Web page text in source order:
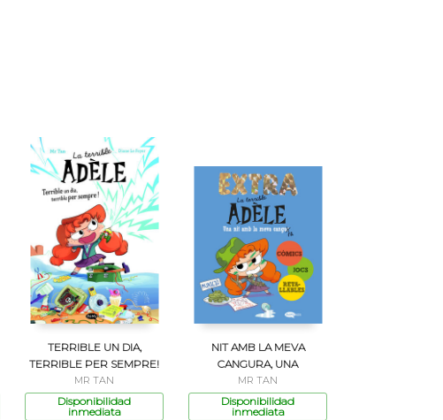
TERRIBLE UN DIA,
TERRIBLE PER SEMPRE!
MR TAN
Disponibilidad
inmediata
NIT AMB LA MEVA
CANGURA, UNA
MR TAN
Disponibilidad
inmediata